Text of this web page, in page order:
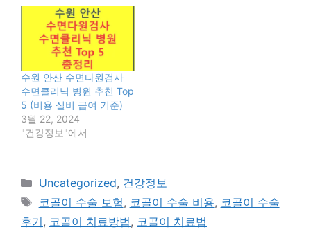
수원 안산 수면다원검사
수면클리닉 병원 추천 Top
5 (비용 실비 급여 기준)
3월 22, 2024
"건강정보"에서
카
테
리
Uncategorized, 건강정보
태
그
코골이 수술 보험, 코골이 수술 비용, 코골이 수술
후기, 코골이 치료방법, 코골이 치료법